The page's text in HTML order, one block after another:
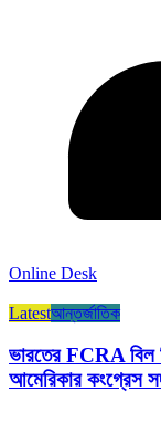
Online Desk
Latestআন্তর্জাতিক
ভারতের FCRA বিল
আমেরিকার কংগ্রেস